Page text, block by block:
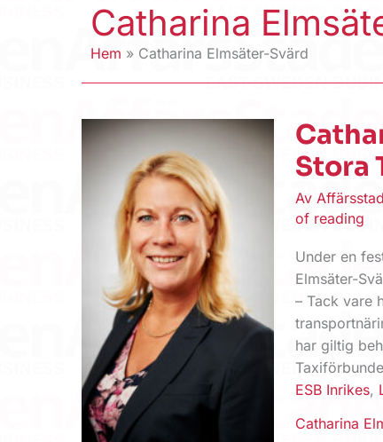
Catharina
Hem Catharina Elmsäter-Svärd
Stora
Av
of reading
Under en
Elmsäter-
– Tack vare
har giltig
ESB Inrikes,
Catharina